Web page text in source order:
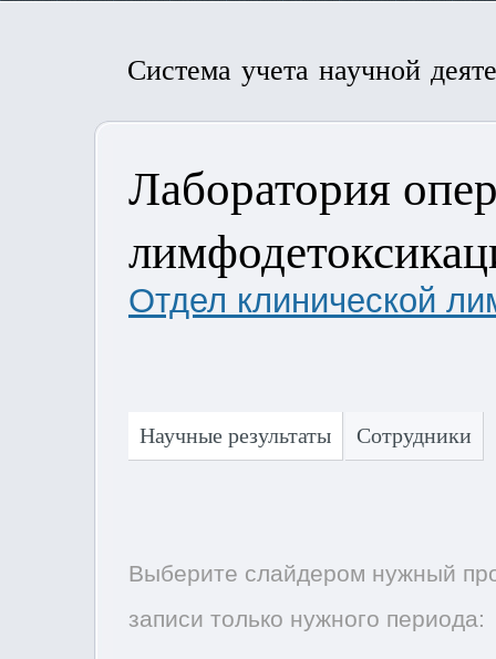
Система учета научной
Лаборатория
Отдел клинической
Научные результаты Сотрудники
Выберите слайдером нужный
записи только нужного периода: